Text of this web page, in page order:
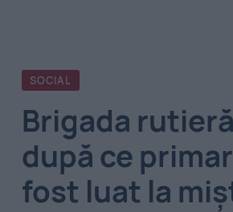
SOCIAL
Brigada
după ce
fost luat la